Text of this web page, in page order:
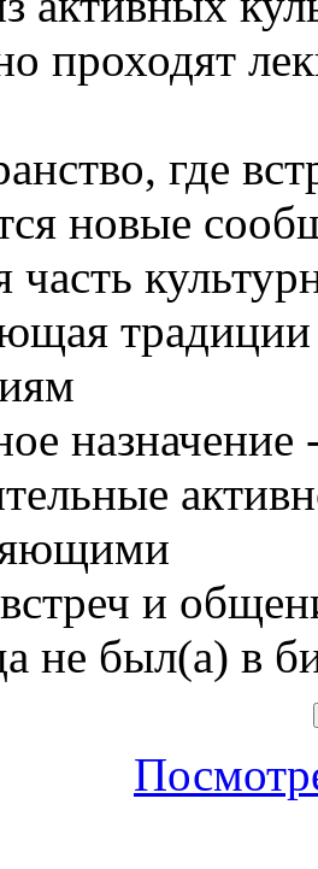
проходят
где
новые
часть
назначение
и
не был(а) в